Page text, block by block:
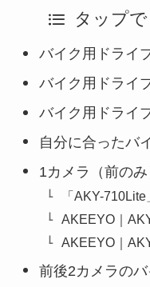
タップ
バイク用ドライ
バイク用ドライ
バイク用ドライ
自分に合ったバ
1カメラ（前の
「AKY-
AKEEYO｜
AKEEYO｜
前後2カメラの